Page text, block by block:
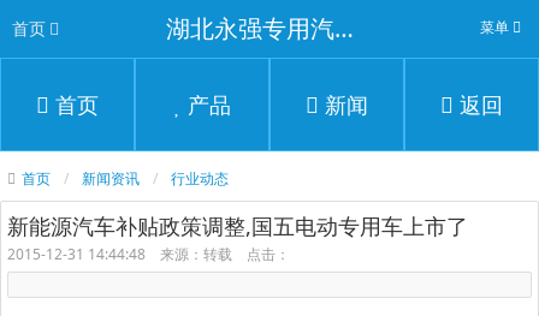
首页 湖北永强专用汽车有限公司 菜单
首页 产品 新闻 返回
首页 新闻资讯 行业动态
新能源汽车补贴政策调整,国五电动专用车上市了
2015-12-31 14:44:48 来源：转载 点击：